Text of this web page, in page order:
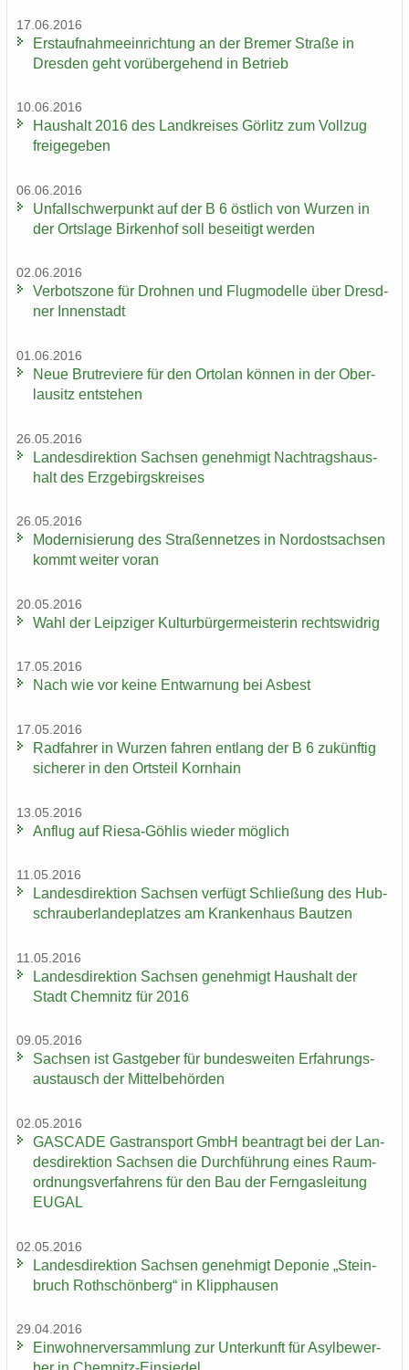
17.06.2016
Erst­auf­nah­me­ein­rich­tung an der Bre­mer Stra­ße in
Dres­den geht vor­über­ge­hend in Be­trieb
10.06.2016
Haus­halt 2016 des Land­krei­ses Gör­litz zum Voll­zug
frei­ge­ge­ben
06.06.2016
Un­fall­schwer­punkt auf der B 6 öst­lich von Wur­zen in
der Orts­la­ge Bir­ken­hof soll be­sei­tigt wer­den
02.06.2016
Ver­bots­zo­ne für Droh­nen und Flug­mo­del­le über Dresd­
ner In­nen­stadt
01.06.2016
Neue Brut­re­vie­re für den Or­to­lan kön­nen in der Ober­
lau­sitz ent­ste­hen
26.05.2016
Lan­des­di­rek­ti­on Sach­sen ge­neh­migt Nach­trags­haus­
halt des Erz­ge­birgs­krei­ses
26.05.2016
Mo­der­ni­sie­rung des Stra­ßen­net­zes in Nord­ost­sach­sen
kommt wei­ter voran
20.05.2016
Wahl der Leip­zi­ger Kul­tur­bür­ger­meis­te­rin rechts­wid­rig
17.05.2016
Nach wie vor keine Ent­war­nung bei Asbest
17.05.2016
Rad­fah­rer in Wur­zen fah­ren ent­lang der B 6 zu­künf­tig
si­che­rer in den Orts­teil Korn­hain
13.05.2016
An­flug auf Riesa-​Göhlis wie­der mög­lich
11.05.2016
Lan­des­di­rek­ti­on Sach­sen ver­fügt Schlie­ßung des Hub­
schrau­ber­lan­de­plat­zes am Kran­ken­haus Baut­zen
11.05.2016
Lan­des­di­rek­ti­on Sach­sen ge­neh­migt Haus­halt der
Stadt Chem­nitz für 2016
09.05.2016
Sach­sen ist Gast­ge­ber für bun­des­wei­ten Er­fah­rungs­
aus­tausch der Mit­tel­be­hör­den
02.05.2016
GAS­CA­DE Gas­trans­port GmbH be­an­tragt bei der Lan­
des­di­rek­ti­on Sach­sen die Durch­füh­rung eines Raum­
ord­nungs­ver­fah­rens für den Bau der Fern­gas­lei­tung
EUGAL
02.05.2016
Lan­des­di­rek­ti­on Sach­sen ge­neh­migt De­po­nie „Stein­
bruch Roth­schön­berg“ in Klipp­hau­sen
29.04.2016
Ein­woh­ner­ver­samm­lung zur Un­ter­kunft für Asyl­be­wer­